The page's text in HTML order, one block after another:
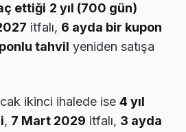
ettiği 2 yıl (700 gün)
itfalı, 6 ayda bir kupon
tahvil yeniden satışa
ikinci ihalede ise 4 yıl
, 7 Mart 2029 itfalı, 3 ayda